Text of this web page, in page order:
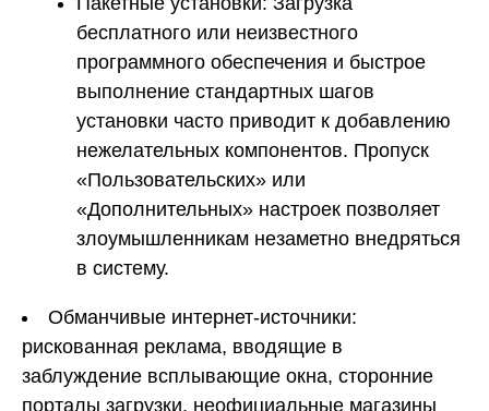
бесплатного или неизвестного
программного обеспечения и быстрое
выполнение стандартных шагов
установки часто приводит к добавлению
нежелательных компонентов. Пропуск
«Пользовательских» или
«Дополнительных» настроек позволяет
злоумышленникам незаметно внедряться
в систему.
Обманчивые интернет-источники:
рискованная реклама, вводящие в
заблуждение всплывающие окна, сторонние
порталы загрузки, неофициальные магазины